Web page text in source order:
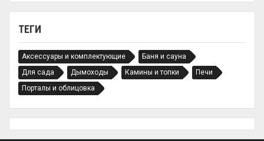
ТЕГИ
Аксессуары и комплектующие
Баня и сауна
Для сада
Дымоходы Камины и топки
Печи
Порталы и облицовка